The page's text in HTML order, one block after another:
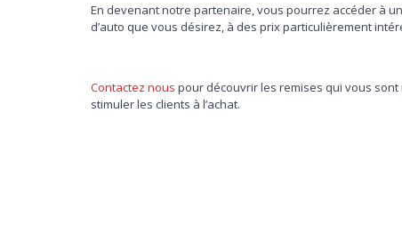
En devenant notre partenaire, vous pourrez accéder à
d’auto que vous désirez, à des prix particulièrement
Contactez nous pour découvrir les remises qui vous
stimuler les clients à l’achat.